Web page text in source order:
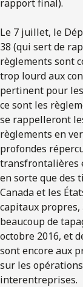
rapport final).
Le 7 juillet, le
38 (qui sert de
règlements sont
trop lourd aux
pertinent pour
ce sont les
se rappelleront
règlements en
profondes
transfrontalières
en sorte que des
Canada et les
capitaux propres,
beaucoup de
octobre 2016, et
sont encore aux
sur les
interentreprises.